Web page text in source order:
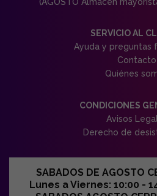
SERVICIO AL
Ayuda y preguntas
Contacto
Quiénes
CONDICIONES
Avisos
Derecho de
SABADOS DE AGOSTO
Lunes a Viernes: 10:00 -